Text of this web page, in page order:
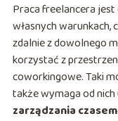
Praca freelancera
własnych warunkach,
zdalnie z dowolnego
korzystać z
coworkingowe. Taki
także wymaga od
zarządzania czasem